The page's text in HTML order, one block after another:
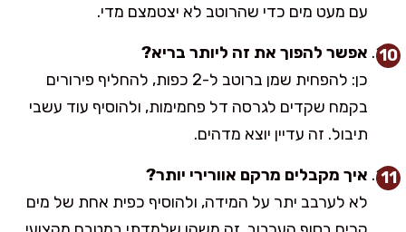
עם מעט מים כדי שהרוטב לא יצטמצם מדי.
אפשר להפוך את זה ליותר בריא?
כן: להפחית שמן ברוטב ל-2 כפות, להחליף פירורים
בקמח שקדים לגרסה דל פחמימות, ולהוסיף עוד עשבי
תיבול. זה עדיין יוצא מדהים.
איך מקבלים מרקם אוורירי יותר?
לא לערבב יתר על המידה, ולהוסיף כפית אחת של מים